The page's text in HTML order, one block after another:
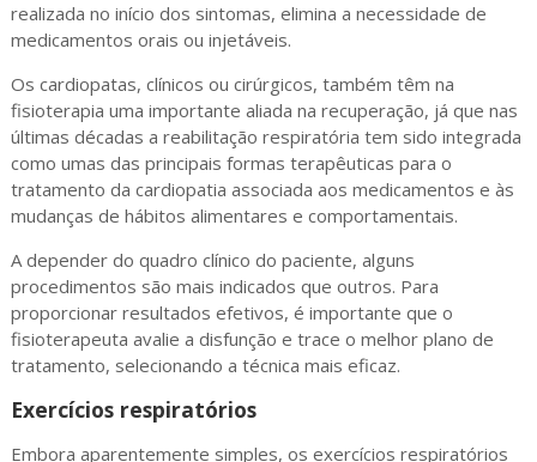
realizada no início dos sintomas, elimina a necessidade de
medicamentos orais ou injetáveis.
Os cardiopatas, clínicos ou cirúrgicos, também têm na
fisioterapia uma importante aliada na recuperação, já que nas
últimas décadas a reabilitação respiratória tem sido integrada
como umas das principais formas terapêuticas para o
tratamento da cardiopatia associada aos medicamentos e às
mudanças de hábitos alimentares e comportamentais.
A depender do quadro clínico do paciente, alguns
procedimentos são mais indicados que outros. Para
proporcionar resultados efetivos, é importante que o
fisioterapeuta avalie a disfunção e trace o melhor plano de
tratamento, selecionando a técnica mais eficaz.
Exercícios respiratórios
Embora aparentemente simples, os exercícios respiratórios